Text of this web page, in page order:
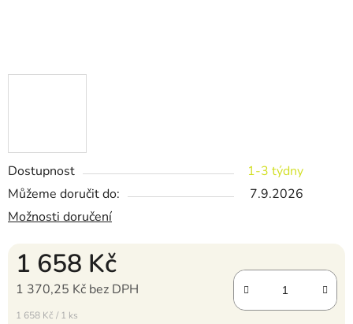
Dostupnost
1-3 týdny
Můžeme doručit do:
7.9.2026
Možnosti doručení
1 658 Kč
1 370,25 Kč bez DPH
Měrná cena:
1 658 Kč / 1 ks